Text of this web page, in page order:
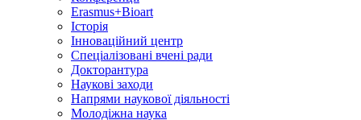
Erasmus+Bioart
Історія
Інноваційний центр
Спеціалізовані вчені ради
Докторантура
Наукові заходи
Напрями наукової діяльності
Молодіжна наука